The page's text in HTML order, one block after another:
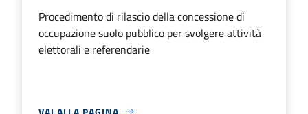
Procedimento di rilascio della concessione di
occupazione suolo pubblico per svolgere attività
elettorali e referendarie